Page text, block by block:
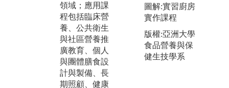
領域；應用課
程包括臨床營
養、公共衛生
與社區營養推
廣教育、個人
與團體膳食設
計與製備、長
期照顧、健康
專業所使用之
材料與工具(食
物、餐飲、檢
驗儀器設備、
評估工具、推
廣教育教材教
圖解:實習廚房
實作課程
版權:亞洲大學
食品營養與保
健生技學系